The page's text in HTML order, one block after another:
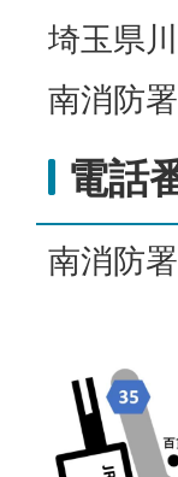
埼玉県
南消防
電話
南消防